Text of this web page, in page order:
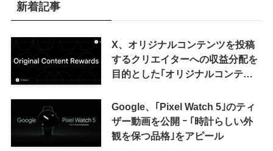
新着記事
X、オリジナルコンテンツを投稿
するクリエイターへの収益分配を
目的とした｢オリジナルコンテン
来の｢収益分配｣は廃止
Google、｢Pixel Watch 5｣のティ
ザー動画を公開 ｰ ｢時計らしい外
観を保つ品格｣をアピール